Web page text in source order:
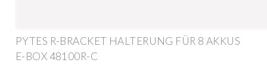
PYTES R-BRACKET HALTERUNG FÜR 8 AKKUS
E-BOX 48100R-C